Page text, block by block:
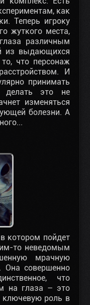
как
Теперь игроку
жуткого места,
различным
из выдающихся
что персонаж
И
принимать
делать это не
изменяться
болезни. А
котором пойдет
то неведомым
мрачную
Она совершенно
что
на глаза – это
ключевую роль в